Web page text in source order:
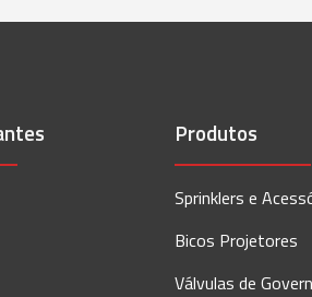
Produtos
Sprinklers e
Bicos Projetores
Válvulas de